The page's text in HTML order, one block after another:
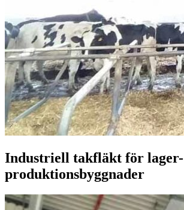
Industriell takfläkt för lager-
produktionsbyggnader